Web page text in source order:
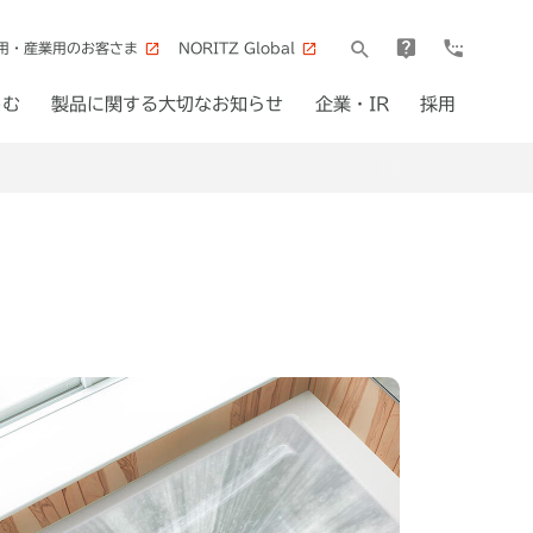
・産業用のお客さま NORITZ Global
製品に関する大切なお知らせ 企業・IR 採用